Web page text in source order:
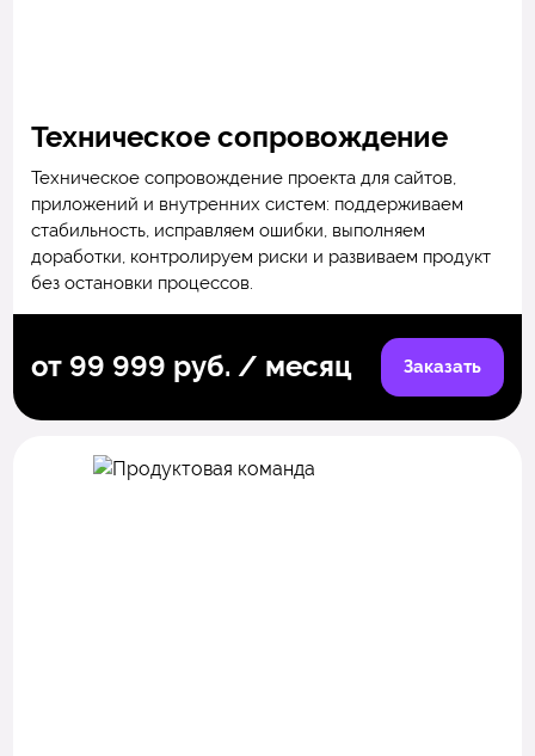
Техническое сопровождение
Техническое сопровождение проекта для сайтов,
приложений и внутренних систем: поддерживаем
стабильность, исправляем ошибки, выполняем
доработки, контролируем риски и развиваем продукт
без остановки процессов.
от 99 999 руб. / месяц Заказать